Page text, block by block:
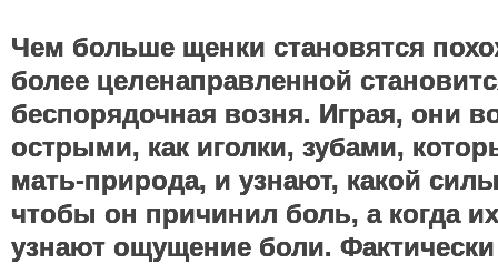
Чем больше щенки становятся
более целенаправленной
беспорядочная возня. Играя, они
острыми, как иголки, зубами,
мать-природа, и узнают, какой
чтобы он причинил боль, а когда
узнают ощущение боли.